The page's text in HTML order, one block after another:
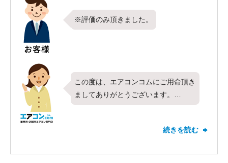
※評価のみ頂きました。
この度は、エアコンコムにご用命頂き
ましてありがとうございます。
今回各種店舗様に、東芝製業務用エア
の取替工事を行わせていただきまし
続きを読む